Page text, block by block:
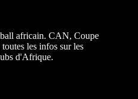
africain. CAN, Coupe
les infos sur les
d'Afrique.